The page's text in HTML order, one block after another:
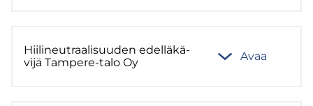
Hii­li­neut­raa­li­suu­den edel­lä­kä­
vi­jä Tampere-​talo Oy
Avaa